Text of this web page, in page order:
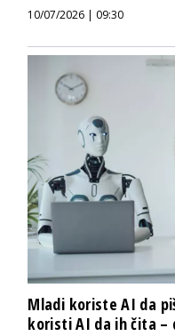
10/07/2026 | 09:30
Mladi koriste AI da
koristi AI da ih čita –